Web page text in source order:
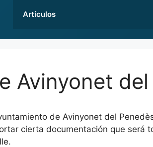
Artículos
Avinyonet
de Avinyonet del
cierta documentación que será